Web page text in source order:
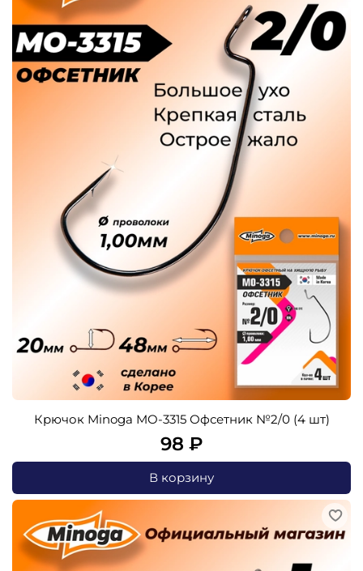
Крючок Minoga MO-3315 Офсетник №2/0 (4 шт)
98 ₽
В корзину